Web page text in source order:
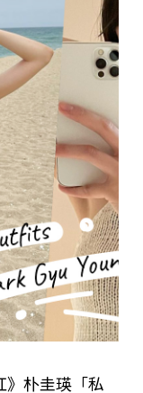
》朴圭瑛「私